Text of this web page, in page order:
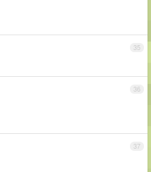
35
36
37